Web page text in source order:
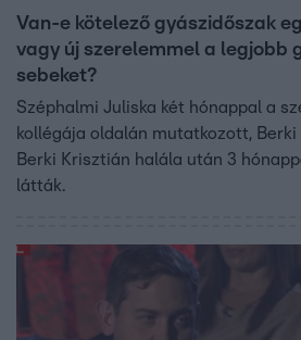
Van-e kötelező gyászidőszak
vagy új szerelemmel a legjobb
sebeket?
Széphalmi Juliska két hónappal a
kollégája oldalán mutatkozott,
Berki Krisztián halála után 3
látták.